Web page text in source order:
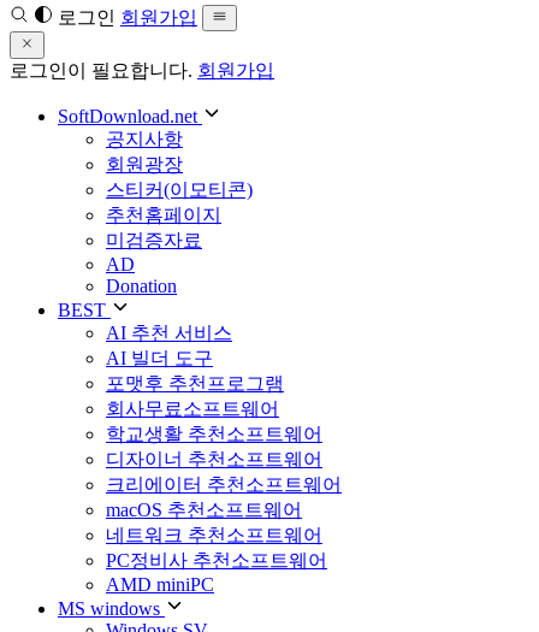
로그인 회원가입
로그인이 필요합니다. 회원가입
SoftDownload.net
공지사항
회원광장
스티커(이모티콘)
추천홈페이지
미검증자료
AD
Donation
BEST
AI 추천 서비스
AI 빌더 도구
포맷후 추천프로그램
회사무료소프트웨어
학교생활 추천소프트웨어
디자이너 추천소프트웨어
크리에이터 추천소프트웨어
macOS 추천소프트웨어
네트워크 추천소프트웨어
PC정비사 추천소프트웨어
AMD miniPC
MS windows